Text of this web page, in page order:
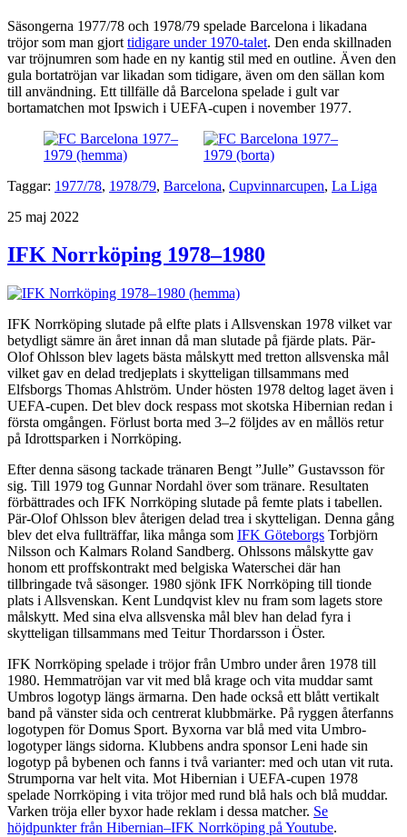
Säsongerna 1977/78 och 1978/79 spelade Barcelona i likadana
tröjor som man gjort tidigare under 1970-talet. Den enda skillnaden
var tröjnumren som hade en ny kantig stil med en outline. Även den
gula bortatröjan var likadan som tidigare, även om den sällan kom
till användning. Ett tillfälle då Barcelona spelade i gult var
bortamatchen mot Ipswich i UEFA-cupen i november 1977.
Taggar: 1977/78, 1978/79, Barcelona, Cupvinnarcupen, La Liga
Publicerat
25 maj 2022
IFK Norrköping 1978–1980
IFK Norrköping slutade på elfte plats i Allsvenskan 1978 vilket var
betydligt sämre än året innan då man slutade på fjärde plats. Pär-
Olof Ohlsson blev lagets bästa målskytt med tretton allsvenska mål
vilket gav en delad tredjeplats i skytteligan tillsammans med
Elfsborgs Thomas Ahlström. Under hösten 1978 deltog laget även i
UEFA-cupen. Det blev dock respass mot skotska Hibernian redan i
första omgången. Förlust borta med 3–2 följdes av en mållös retur
på Idrottsparken i Norrköping.
Efter denna säsong tackade tränaren Bengt ”Julle” Gustavsson för
sig. Till 1979 tog Gunnar Nordahl över som tränare. Resultaten
förbättrades och IFK Norrköping slutade på femte plats i tabellen.
Pär-Olof Ohlsson blev återigen delad trea i skytteligan. Denna gång
blev det elva fullträffar, lika många som IFK Göteborgs Torbjörn
Nilsson och Kalmars Roland Sandberg. Ohlssons målskytte gav
honom ett proffskontrakt med belgiska Waterschei där han
tillbringade två säsonger. 1980 sjönk IFK Norrköping till tionde
plats i Allsvenskan. Kent Lundqvist klev nu fram som lagets store
målskytt. Med sina elva allsvenska mål blev han delad fyra i
skytteligan tillsammans med Teitur Thordarsson i Öster.
IFK Norrköping spelade i tröjor från Umbro under åren 1978 till
1980. Hemmatröjan var vit med blå krage och vita muddar samt
Umbros logotyp längs ärmarna. Den hade också ett blått vertikalt
band på vänster sida och centrerat klubbmärke. På ryggen återfanns
logotypen för Domus Sport. Byxorna var blå med vita Umbro-
logotyper längs sidorna. Klubbens andra sponsor Leni hade sin
logotyp på bybenen och fanns i två varianter: med och utan vit ruta.
Strumporna var helt vita. Mot Hibernian i UEFA-cupen 1978
spelade Norrköping i vita tröjor med rund blå hals och blå muddar.
Varken tröja eller byxor hade reklam i dessa matcher. Se
höjdpunkter från Hibernian–IFK Norrköping på Youtube.